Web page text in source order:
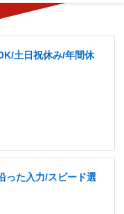
土日祝休み/年間休
った入力/スピード選